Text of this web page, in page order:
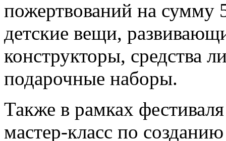
пожертвований на сумму
детские вещи,
конструкторы, средства
подарочные наборы.
Также в рамках
мастер-класс по